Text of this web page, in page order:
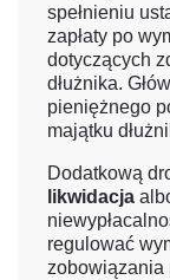
spełnieniu
zapłaty po
dotyczących
dłużnika.
pieniężnego
majątku
Dodatkową
likwidacja
regulować
zobowiązania